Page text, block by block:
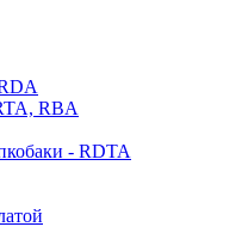
RBA
- RDTA